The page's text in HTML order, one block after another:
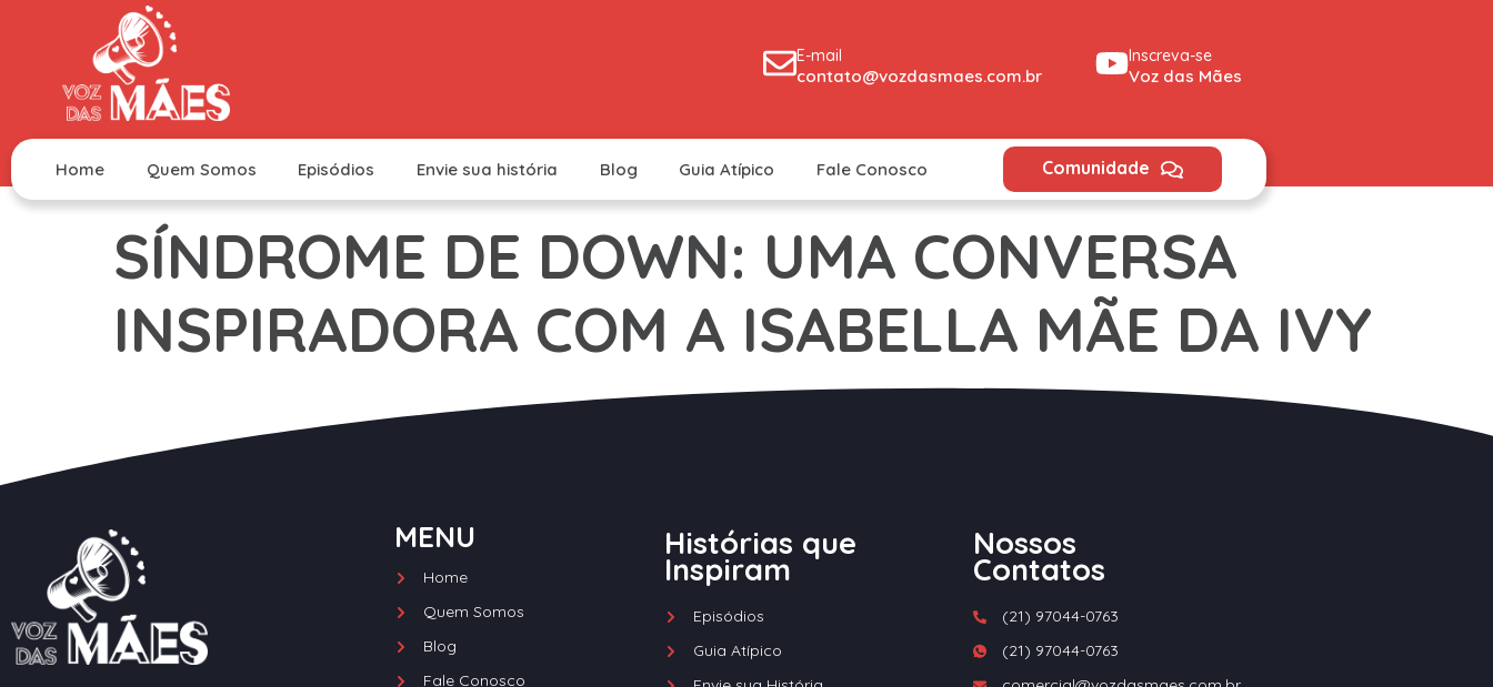
E-mail
contato@vozdasmaes.com.br
Inscreva-se
Voz das Mães
Home Quem Somos Episódios Envie sua história Blog Guia Atípico Fale Conosco Comunidade
SÍNDROME DE DOWN: UMA CONVERSA
INSPIRADORA COM A ISABELLA MÃE DA IVY
MENU
Home
Quem Somos
Blog
Fale Conosco
Histórias que
Inspiram
Episódios
Guia Atípico
Nossos
Contatos
(21) 97044-0763
(21) 97044-0763